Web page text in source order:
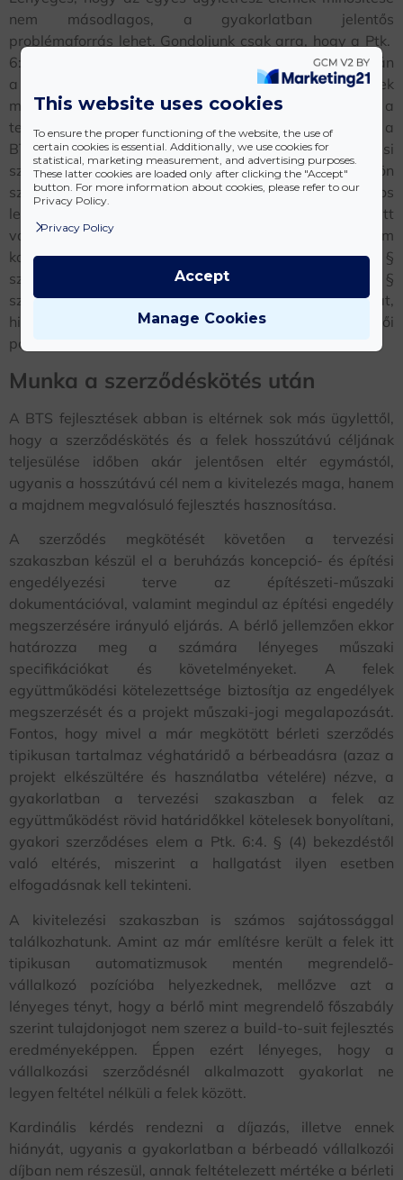
nem másodlagos, a gyakorlatban jelentős
problémaforrás lehet. Gondoljunk csak arra, hogy a Ptk.
6:249. § (1) bekezdése szerinti generális szabály alapján
a megrendelő a szerződéstől a szerződés teljesítésének
megkezdése előtt bármikor elállhat, ezt követően a
teljesítésig a szerződést felmondhatja. Amennyiben a
BTS fejlesztések bérbeadás előtti fázisát vállalkozási
szerződésnek tekintjük, úgy ez a rendelkezés külön
szerződéses szabályozás hiányában rendkívül hátrányos
lehet a befektető fejlesztőnek, aki jogi értelemben itt
vállalkozó. Ezzel szemben a bérlői oldalon sem
kockázatmentes az efféle értékelés, hiszen a Ptk. 6:244. §
szerinti többletmunka és pótmunka, valamint 6:245. §
szerinti díjazás kérdése még komoly dilemmát okozhat,
hiszen a bérlő az előbbi értelmezésben megrendelői
pozícióban van.
Munka a szerződéskötés után
A BTS fejlesztések abban is eltérnek sok más ügylettől,
hogy a szerződéskötés és a felek hosszútávú céljának
teljesülése időben akár jelentősen eltér egymástól,
ugyanis a hosszútávú cél nem a kivitelezés maga, hanem
a majdnem megvalósuló fejlesztés hasznosítása.
A szerződés megkötését követően a tervezési
szakaszban készül el a beruházás koncepció- és építési
engedélyezési terve az építészeti-műszaki
dokumentációval, valamint megindul az építési engedély
megszerzésére irányuló eljárás. A bérlő jellemzően ekkor
határozza meg a számára lényeges műszaki
specifikációkat és követelményeket. A felek
együttműködési kötelezettsége biztosítja az engedélyek
megszerzését és a projekt műszaki-jogi megalapozását.
Fontos, hogy mivel a már megkötött bérleti szerződés
tipikusan tartalmaz véghatáridő a bérbeadásra (azaz a
projekt elkészültére és használatba vételére) nézve, a
gyakorlatban a tervezési szakaszban a felek az
együttműködést rövid határidőkkel kötelesek bonyolítani,
gyakori szerződéses elem a Ptk. 6:4. § (4) bekezdéstől
való eltérés, miszerint a hallgatást ilyen esetben
elfogadásnak kell tekinteni.
A kivitelezési szakaszban is számos sajátossággal
találkozhatunk. Amint az már említésre került a felek itt
tipikusan automatizmusok mentén megrendelő-
vállalkozó pozícióba helyezkednek, mellőzve azt a
lényeges tényt, hogy a bérlő mint megrendelő főszabály
szerint tulajdonjogot nem szerez a build-to-suit fejlesztés
eredményeképpen. Éppen ezért lényeges, hogy a
vállalkozási szerződésnél alkalmazott gyakorlat ne
legyen feltétel nélküli a felek között.
Kardinális kérdés rendezni a díjazás, illetve ennek
hiányát, ugyanis a gyakorlatban a bérbeadó vállalkozói
díjban nem részesül, annak feltételezett mértéke a bérleti
This website uses cookies
To ensure the proper functioning of the website, the use of
certain cookies is essential. Additionally, we use cookies for
statistical, marketing measurement, and advertising purposes.
These latter cookies are loaded only after clicking the "Accept"
button. For more information about cookies, please refer to our
Privacy Policy.
Privacy Policy
Manage Cookies
Accept